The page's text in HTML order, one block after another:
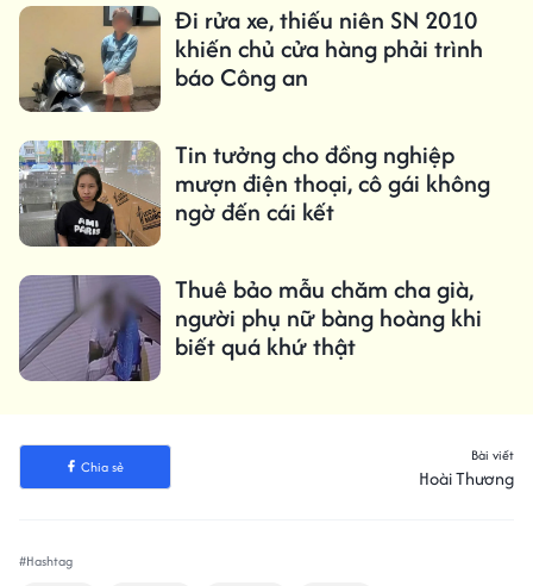
Đi rửa xe, thiếu niên SN 2010
khiến chủ cửa hàng phải trình
báo Công an
Tin tưởng cho đồng nghiệp
mượn điện thoại, cô gái không
ngờ đến cái kết
Thuê bảo mẫu chăm cha già,
người phụ nữ bàng hoàng khi
biết quá khứ thật
Chia sẻ
Bài viết
Hoài Thương
#Hashtag